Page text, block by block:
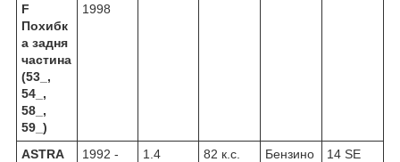
F
Похибк
а задня
частина
(53_,
54_,
58_,
59_)
1998
ASTRA
1992 -
1.4 82 к.с.
Бензино
14 SE